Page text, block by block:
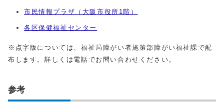
市民情報プラザ（大阪市役所1階）
各区保健福祉センター
※点字版については、福祉局障がい者施策部障がい福祉課で配
布します。詳しくは電話でお問い合わせください。
参考